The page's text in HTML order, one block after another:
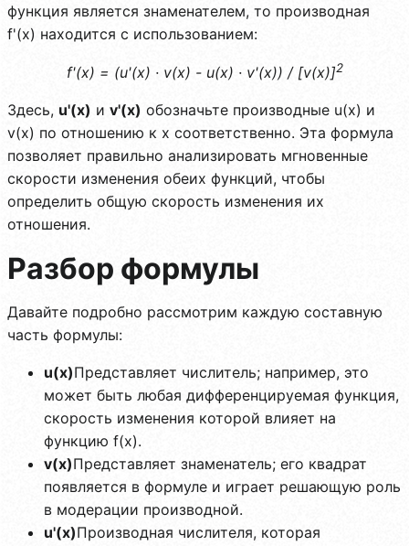
функция является знаменателем, то производная
f'(x) находится с использованием:
f'(x) = (u'(x) · v(x) - u(x) · v'(x)) / [v(x)]2
Здесь, u'(x) и v'(x) обозначьте производные u(x) и
v(x) по отношению к x соответственно. Эта формула
позволяет правильно анализировать мгновенные
скорости изменения обеих функций, чтобы
определить общую скорость изменения их
отношения.
Разбор формулы
Давайте подробно рассмотрим каждую составную
часть формулы:
u(x)Представляет числитель; например, это
может быть любая дифференцируемая функция,
скорость изменения которой влияет на
функцию f(x).
v(x)Представляет знаменатель; его квадрат
появляется в формуле и играет решающую роль
в модерации производной.
u'(x)Производная числителя, которая